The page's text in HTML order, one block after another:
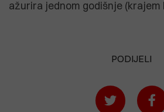
ažurira jednom godišnje (krajem
PODIJELI